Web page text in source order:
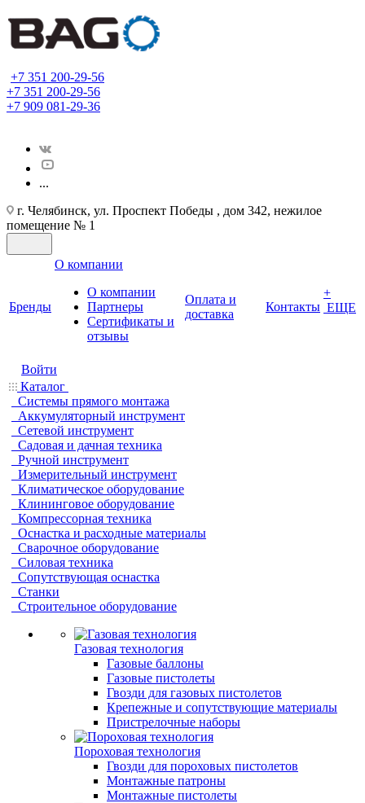
+7 351 200-29-56
+7 351 200-29-56
+7 909 081-29-36
...
г. Челябинск, ул. Проспект Победы , дом 342, нежилое
помещение № 1
Бренды
О компании
О компании
Партнеры
Cертификаты и
отзывы
Оплата и
доставка
Контакты
+
ЕЩЕ
Войти
Каталог
Системы прямого монтажа
Аккумуляторный инструмент
Сетевой инструмент
Садовая и дачная техника
Ручной инструмент
Измерительный инструмент
Климатическое оборудование
Клининговое оборудование
Компрессорная техника
Оснастка и расходные материалы
Сварочное оборудование
Силовая техника
Сопутствующая оснастка
Станки
Строительное оборудование
Газовая технология
Газовые баллоны
Газовые пистолеты
Гвозди для газовых пистолетов
Крепежные и сопутствующие материалы
Пристрелочные наборы
Пороховая технология
Гвозди для пороховых пистолетов
Монтажные патроны
Монтажные пистолеты